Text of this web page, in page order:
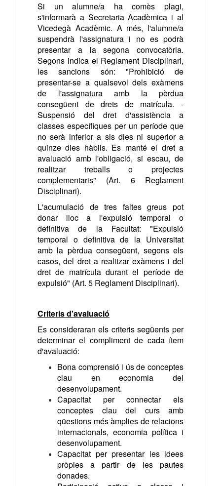
Si un alumne/a ha comès plagi,
s'informarà a Secretaria Acadèmica i al
Vicedegà Acadèmic. A més, l'alumne/a
suspendrà l'assignatura i no es podrà
presentar a la segona convocatòria.
Segons indica el Reglament Disciplinari,
les sancions són: "Prohibició de
presentar-se a qualsevol dels exàmens
de l'assignatura amb la pèrdua
consegüent de drets de matrícula. -
Suspensió del dret d'assistència a
classes específiques per un període que
no serà inferior a sis dies ni superior a
quinze dies hàbils. Es manté el dret a
avaluació amb l'obligació, si escau, de
realitzar treballs o projectes
complementaris" (Art. 6 Reglament
Disciplinari).
L'acumulació de tres faltes greus pot
donar lloc a l'expulsió temporal o
definitiva de la Facultat: "Expulsió
temporal o definitiva de la Universitat
amb la pèrdua consegüent, segons els
casos, del dret a realitzar exàmens i del
dret de matrícula durant el període de
expulsió" (Art. 5 Reglament Disciplinari).
Criteris d'avaluació
Es consideraran els criteris següents per
determinar el compliment de cada ítem
d'avaluació:
Bona comprensió i ús de conceptes
clau en economia del
desenvolupament.
Capacitat per connectar els
conceptes clau del curs amb
qüestions més àmplies de relacions
internacionals, economia política i
desenvolupament.
Capacitat per presentar les idees
pròpies a partir de les pautes
donades.